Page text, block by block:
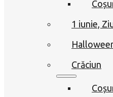
1 iunie,
Crăciun